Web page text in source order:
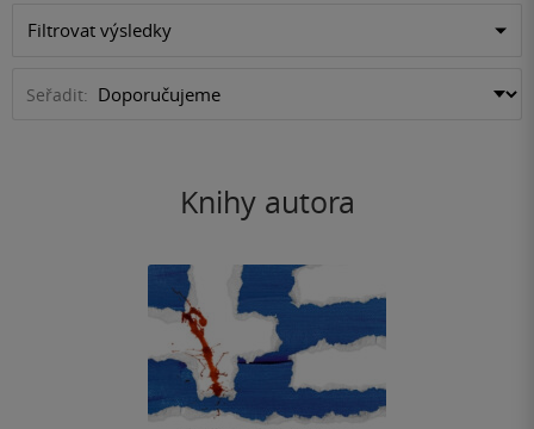
Filtrovat výsledky
Seřadit:
Knihy autora